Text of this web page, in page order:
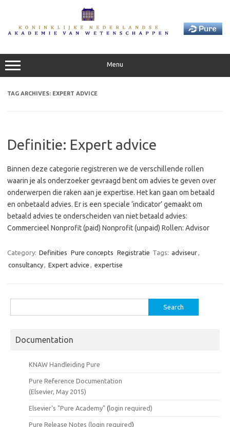
Menu
TAG ARCHIVES: EXPERT ADVICE
Definitie: Expert advice
Binnen deze categorie registreren we de verschillende rollen
waarin je als onderzoeker gevraagd bent om advies te geven over
onderwerpen die raken aan je expertise. Het kan gaan om betaald
en onbetaald advies. Er is een speciale ‘indicator’ gemaakt om
betaald advies te onderscheiden van niet betaald advies:
Commercieel Nonprofit (paid) Nonprofit (unpaid) Rollen: Advisor
Category: Definities Pure concepts Registratie Tags: adviseur,
consultancy, Expert advice , expertise
for:
Documentation
KNAW Handleiding Pure
Pure Reference Documentation
(Elsevier, May 2015)
Elsevier's "Pure Academy" (login required)
Pure Release Notes (login required)